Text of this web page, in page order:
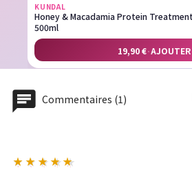
KUNDAL
Honey & Macadamia Protein
500ml
19,90 €·AJOUTER
Commentaires (1)